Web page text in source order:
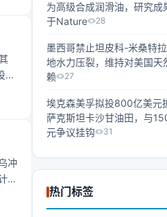
入
冲
划
为高级合成润滑油，研究成
于Nature
28
墨西哥禁止坦皮科-米桑特
地水力压裂，维持对美国天
赖
27
埃克森美孚拟投800亿美元
萨克斯坦卡沙甘油田，与
元争议挂钩
31
热门标签